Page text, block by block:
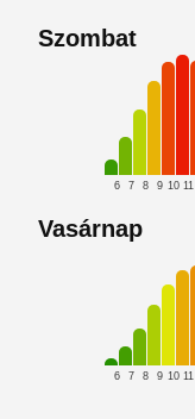
Szombat
6 7 8 9 10 11
Vasárnap
6 7 8 9 10 11